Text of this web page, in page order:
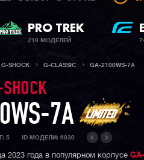
PRO TREK
219 МОДЕЛЕЙ
G-SHOCK G-CLASSIC GA-2100WS-7A
7A
5 ID МОДЕЛИ: 6930
2023 года в популярном корпусе GA-